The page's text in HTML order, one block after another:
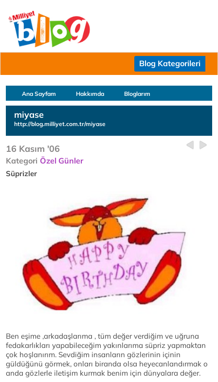
Blog Kategorileri
Ana Sayfam Hakkımda Bloglarım
miyase
http://blog.milliyet.com.tr/miyase
16 Kasım '06
Kategori Özel Günler
Süprizler
Ben eşime ,arkadaşlarıma , tüm değer verdiğim ve uğruna
fedakarlıkları yapabileceğim yakınlarıma süpriz yapmaktan
çok hoşlanırım. Sevdiğim insanların gözlerinin içinin
güldüğünü görmek, onları biranda olsa heyecanlandırmak o
anda gözlerle iletişim kurmak benim için dünyalara değer.